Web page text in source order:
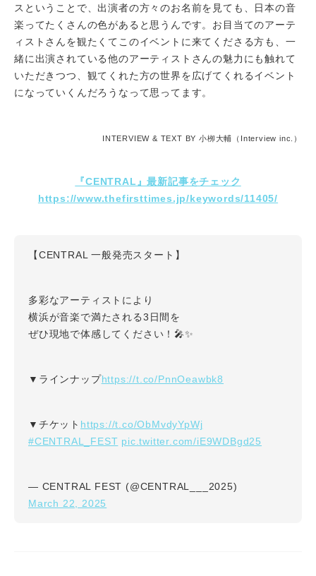
スということで、出演者の方々のお名前を見ても、日本の音
楽ってたくさんの色があると思うんです。お目当てのアーテ
ィストさんを観たくてこのイベントに来てくださる方も、一
緒に出演されている他のアーティストさんの魅力にも触れて
いただきつつ、観てくれた方の世界を広げてくれるイベント
になっていくんだろうなって思ってます。
INTERVIEW & TEXT BY 小栁大輔（Interview inc.）
『CENTRAL』最新記事をチェック
https://www.thefirsttimes.jp/keywords/11405/
【CENTRAL 一般発売スタート】
多彩なアーティストにより
横浜が音楽で満たされる3日間を
ぜひ現地で体感してください！🎤✨
▼ラインナップhttps://t.co/PnnOeawbk8
▼チケット https://t.co/ObMvdyYpWj
#CENTRAL_FEST pic.twitter.com/iE9WDBgd25
— CENTRAL FEST (@CENTRAL___2025)
March 22, 2025